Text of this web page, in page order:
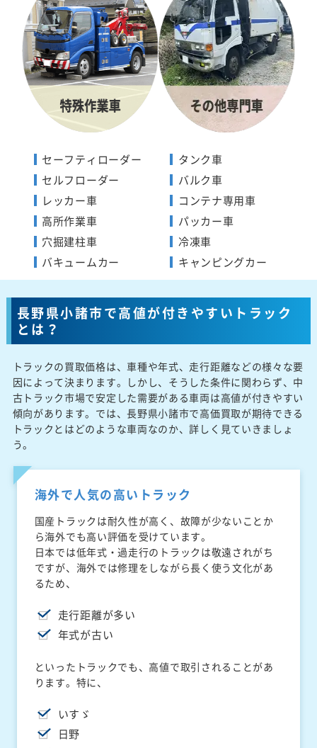
セーフティローダー
セルフローダー
レッカー車
高所作業車
穴掘建柱車
バキュームカー
タンク車
バルク車
コンテナ専用車
パッカー車
冷凍車
キャンピングカー
長野県小諸市で高値が付きやすいトラック
とは？
トラックの買取価格は、車種や年式、走行距離などの様々な要
因によって決まります。しかし、そうした条件に関わらず、中
古トラック市場で安定した需要がある車両は高値が付きやすい
傾向があります。では、長野県小諸市で高価買取が期待できる
トラックとはどのような車両なのか、詳しく見ていきましょ
う。
海外で人気の高いトラック
国産トラックは耐久性が高く、故障が少ないことか
ら海外でも高い評価を受けています。
日本では低年式・過走行のトラックは敬遠されがち
ですが、海外では修理をしながら長く使う文化があ
るため、
走行距離が多い
年式が古い
といったトラックでも、高値で取引されることがあ
ります。特に、
いすゞ
日野